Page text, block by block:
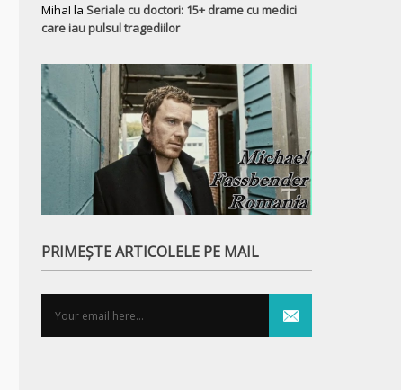
MihaI la Seriale cu doctori: 15+ drame cu medici
care iau pulsul tragediilor
PRIMEȘTE ARTICOLELE PE MAIL